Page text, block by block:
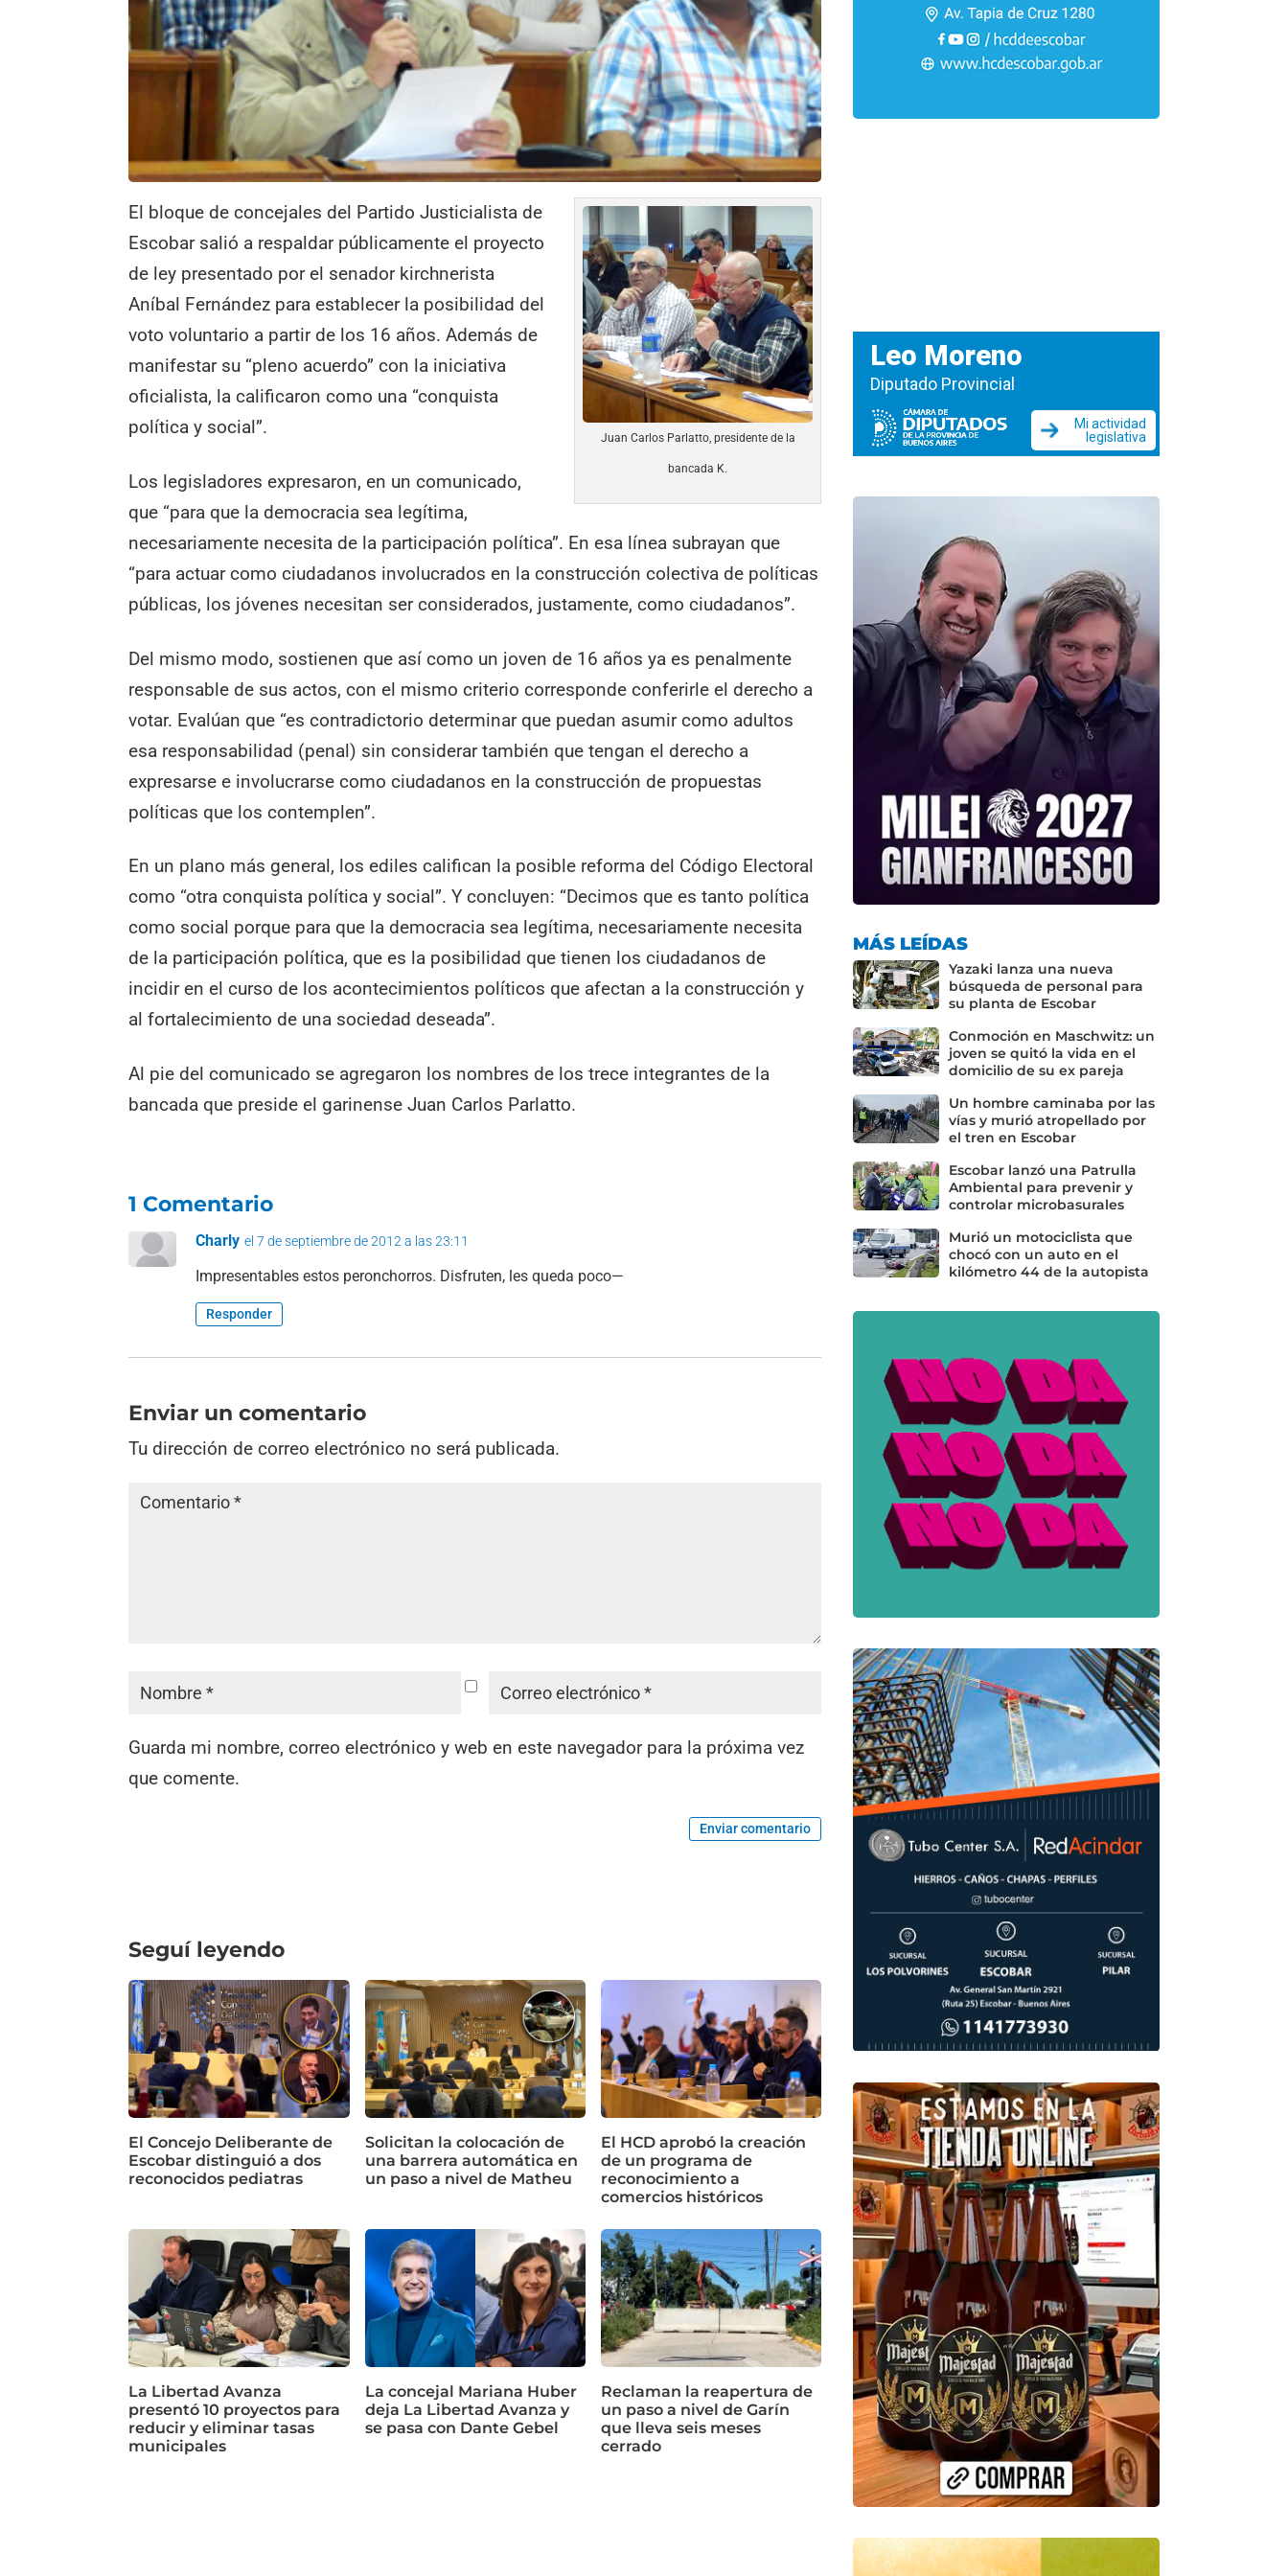
Juan Carlos Parlatto, presidente de la
bancada K.
El bloque de concejales del Partido Justicialista de
Escobar salió a respaldar públicamente el proyecto
de ley presentado por el senador kirchnerista
Aníbal Fernández para establecer la posibilidad del
voto voluntario a partir de los 16 años. Además de
manifestar su “pleno acuerdo” con la iniciativa
oficialista, la calificaron como una “conquista
política y social”.
Los legisladores expresaron, en un comunicado,
que “para que la democracia sea legítima,
necesariamente necesita de la participación política”. En esa línea subrayan que
“para actuar como ciudadanos involucrados en la construcción colectiva de políticas
públicas, los jóvenes necesitan ser considerados, justamente, como ciudadanos”.
Del mismo modo, sostienen que así como un joven de 16 años ya es penalmente
responsable de sus actos, con el mismo criterio corresponde conferirle el derecho a
votar. Evalúan que “es contradictorio determinar que puedan asumir como adultos
esa responsabilidad (penal) sin considerar también que tengan el derecho a
expresarse e involucrarse como ciudadanos en la construcción de propuestas
políticas que los contemplen”.
En un plano más general, los ediles califican la posible reforma del Código Electoral
como “otra conquista política y social”. Y concluyen: “Decimos que es tanto política
como social porque para que la democracia sea legítima, necesariamente necesita
de la participación política, que es la posibilidad que tienen los ciudadanos de
incidir en el curso de los acontecimientos políticos que afectan a la construcción y
al fortalecimiento de una sociedad deseada”.
Al pie del comunicado se agregaron los nombres de los trece integrantes de la
bancada que preside el garinense Juan Carlos Parlatto.
1 Comentario
Charly el 7 de septiembre de 2012 a las 23:11
Impresentables estos peronchorros. Disfruten, les queda poco—
Responder
Enviar un comentario
Tu dirección de correo electrónico no será publicada.
Guarda mi nombre, correo electrónico y web en este navegador para la próxima vez
que comente.
Enviar comentario
Seguí leyendo
El Concejo Deliberante de
Escobar distinguió a dos
reconocidos pediatras
Solicitan la colocación de
una barrera automática en
un paso a nivel de Matheu
El HCD aprobó la creación
de un programa de
reconocimiento a
comercios históricos
La Libertad Avanza
presentó 10 proyectos para
reducir y eliminar tasas
municipales
La concejal Mariana Huber
deja La Libertad Avanza y
se pasa con Dante Gebel
Reclaman la reapertura de
un paso a nivel de Garín
que lleva seis meses
cerrado
MÁS LEÍDAS
Yazaki lanza una nueva
búsqueda de personal para
su planta de Escobar
Conmoción en Maschwitz: un
joven se quitó la vida en el
domicilio de su ex pareja
Un hombre caminaba por las
vías y murió atropellado por
el tren en Escobar
Escobar lanzó una Patrulla
Ambiental para prevenir y
controlar microbasurales
Murió un motociclista que
chocó con un auto en el
kilómetro 44 de la autopista